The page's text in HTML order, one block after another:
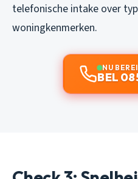
telefonische intake over
woningkenmerken.
NU
BEL